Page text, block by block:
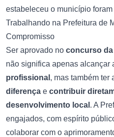
estabeleceu o município foram
Trabalhando na Prefeitura de
Compromisso
Ser aprovado no concurso da
não significa apenas alcançar
profissional , mas também ter
diferença e contribuir
desenvolvimento local . A
engajados, com espírito
colaborar com o